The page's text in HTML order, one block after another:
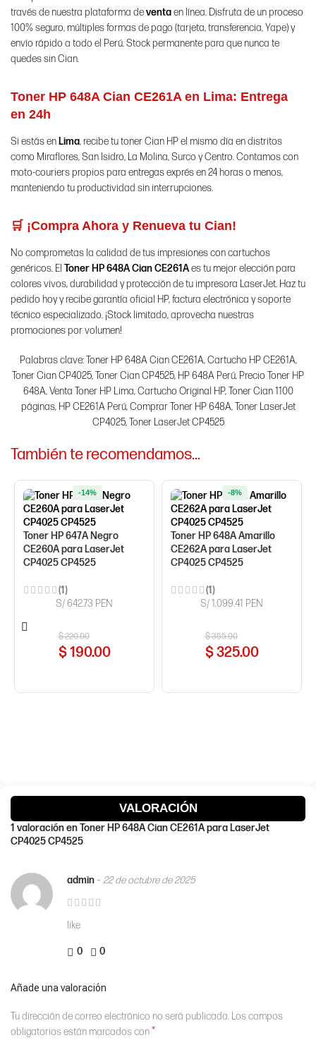
través de nuestra plataforma deventaen línea. Disfruta de un proceso
100% seguro, múltiples formas de pago (tarjeta, transferencia, Yape) y
envío rápido a todo el Perú. Stock permanente para que nunca te
quedes sin Cian.
Toner HP 648A Cian CE261A en Lima: Entrega
en 24h
Si estás en Lima, recibe tu toner Cian HP el mismo día en distritos
como Miraflores, San Isidro, La Molina, Surco y Centro. Contamos con
moto-couriers propios para entregas exprés en 24 horas o menos,
manteniendo tu productividad sin interrupciones.
🛒 ¡Compra Ahora y Renueva tu Cian!
No comprometas la calidad de tus impresiones con cartuchos
genéricos. El Toner HP 648A Cian CE261Aes tu mejor elección para
colores vivos, durabilidad y protección de tu impresora LaserJet. Haz tu
pedido hoy y recibe garantía oficial HP, factura electrónica y soporte
técnico especializado. ¡Stock limitado, aprovecha nuestras
promociones por volumen!
Palabras clave: Toner HP 648A Cian CE261A, Cartucho HP CE261A,
Toner Cian CP4025, Toner Cian CP4525, HP 648A Perú, Precio Toner HP
648A, Venta Toner HP Lima, Cartucho Original HP, Toner Cian 1100
páginas, HP CE261A Perú, Comprar Toner HP 648A, Toner LaserJet
CP4025, Toner LaserJet CP4525
También te recomendamos…
Toner HP 647A Negro
CE260A para LaserJet
CP4025 CP4525
(1)
$220.00
$190.00
-14%
S/ 642.73 PEN
Toner HP 648A Amarillo
CE262A para LaserJet
CP4025 CP4525
(1)
$355.00
$325.00
-8%
S/ 1,099.41 PEN
VALORACIÓN
1 valoración enToner HP 648A Cian CE261A para LaserJet
CP4025 CP4525
admin– 22 de octubre de 2025
like
0 0
Añade una valoración
Tu dirección de correo electrónico no será publicada. Los campos
obligatorios están marcados con*